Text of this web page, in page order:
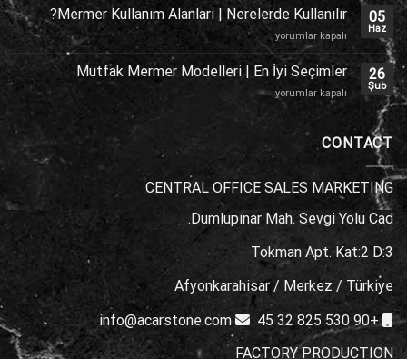
Kaplama
05
Haz
Mermer Kullanım Alanları | Nerelerde Kullanılır?
Mermer
Kullanım
Alanları
Nerelerde
Kullanılır?
yorumlar kapalı
26
Şub
Mutfak Mermer Modelleri | En İyi Seçimler
Mutfak
Mermer
|
Seçimler
için
yorumlar kapalı
CONTACT
CENTRAL OFFICE SALES MARKETING
Dumlupınar Mah. Sevgi Yolu Cad.
Tokman Apt. Kat:2 D:3
Afyonkarahisar / Merkez / Türkiye
+90 530 825 32 45
info@acarstone.com
FACTORY PRODUCTION